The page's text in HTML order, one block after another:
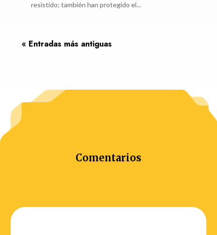
resistido; también han protegido el...
« Entradas más antiguas
Comentarios